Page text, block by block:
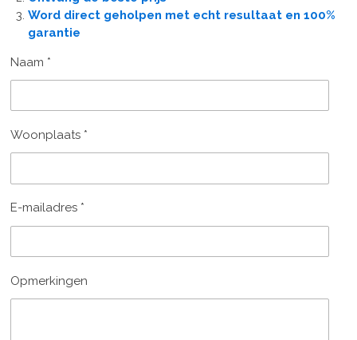
Word direct geholpen met echt resultaat en 100%
garantie
Naam *
Woonplaats *
E-mailadres *
Opmerkingen